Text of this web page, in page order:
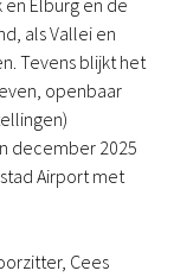
Elburg en de
als Vallei en
Tevens blijkt het
openbaar
december 2025
Airport met
Cees